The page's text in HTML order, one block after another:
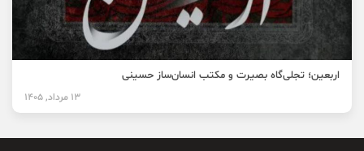
اربعین؛ تجلی‌گاه بصیرت و مکتب انسان‌ساز حسینی
13 مرداد, 1405